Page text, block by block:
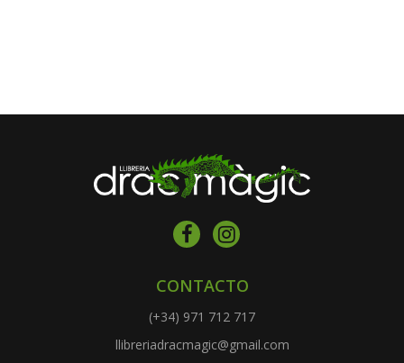
CONTACTO
(+34) 971 712 717
llibreriadracmagic@gmail.com